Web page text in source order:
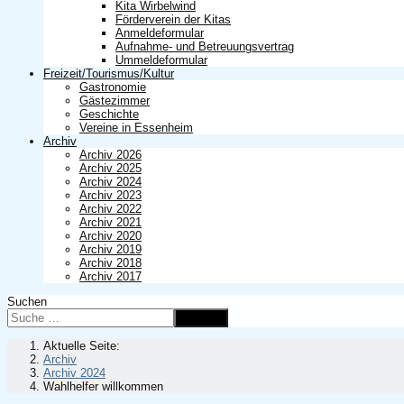
Kita Wirbelwind
Förderverein der Kitas
Anmeldeformular
Aufnahme- und Betreuungsvertrag
Ummeldeformular
Freizeit/Tourismus/Kultur
Gastronomie
Gästezimmer
Geschichte
Vereine in Essenheim
Archiv
Archiv 2026
Archiv 2025
Archiv 2024
Archiv 2023
Archiv 2022
Archiv 2021
Archiv 2020
Archiv 2019
Archiv 2018
Archiv 2017
Suchen
Aktuelle Seite:
Archiv
Archiv 2024
Wahlhelfer willkommen